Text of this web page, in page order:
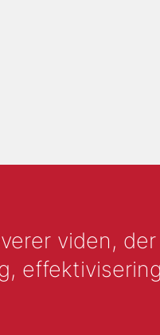
viden,